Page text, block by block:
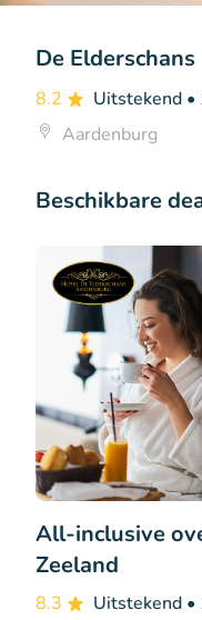
De Elderschans
8.2 Uitstekend •
Aardenburg
Beschikbare
All-inclusive
Zeeland
8.3 Uitstekend •